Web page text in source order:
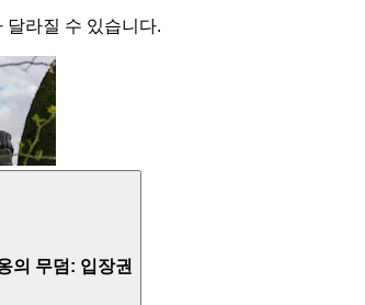
달라질 수 있습니다.
의 무덤: 입장권